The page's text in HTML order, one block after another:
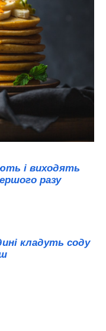
і виходять
разу
кладуть соду